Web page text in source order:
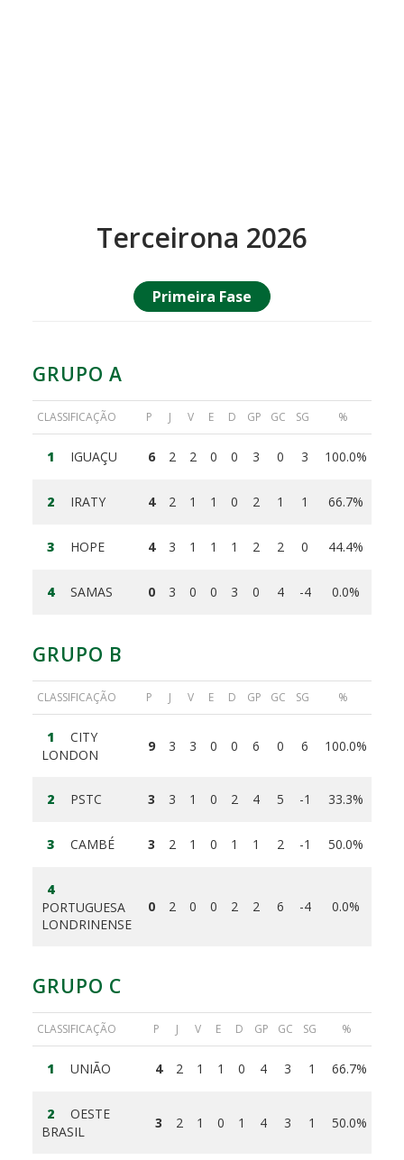
Terceirona 2026
Primeira Fase
GRUPO A
CLASSIFICAÇÃO P J V E D GP GC SG %
1 IGUAÇU 6 2 2 0 0 3 0 3 100.0%
2 IRATY 4 2 1 1 0 2 1 1 66.7%
3 HOPE 4 3 1 1 1 2 2 0 44.4%
4 SAMAS 0 3 0 0 3 0 4 -4 0.0%
GRUPO B
CLASSIFICAÇÃO P J V E D GP GC SG %
1
CITY
LONDON
9 3 3 0 0 6 0 6 100.0%
2 PSTC 3 3 1 0 2 4 5 -1 33.3%
3 CAMBÉ 3 2 1 0 1 1 2 -1 50.0%
4
PORTUGUESA
LONDRINENSE
0 2 0 0 2 2 6 -4 0.0%
GRUPO C
CLASSIFICAÇÃO P J V E D GP GC SG %
1 UNIÃO 4 2 1 1 0 4 3 1 66.7%
2
OESTE
BRASIL
3 2 1 0 1 4 3 1 50.0%